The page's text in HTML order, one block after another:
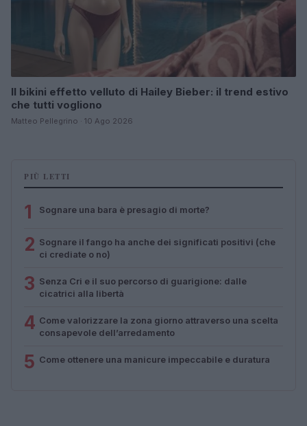
Il bikini effetto velluto di Hailey Bieber: il trend estivo
che tutti vogliono
Matteo Pellegrino · 10 Ago 2026
PIÙ LETTI
1 Sognare una bara è presagio di morte?
2 Sognare il fango ha anche dei significati positivi (che
ci crediate o no)
3 Senza Cri e il suo percorso di guarigione: dalle
cicatrici alla libertà
4 Come valorizzare la zona giorno attraverso una scelta
consapevole dell’arredamento
5 Come ottenere una manicure impeccabile e duratura